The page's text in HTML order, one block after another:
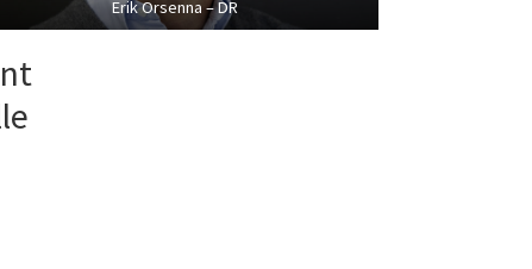
Erik Orsenna – DR